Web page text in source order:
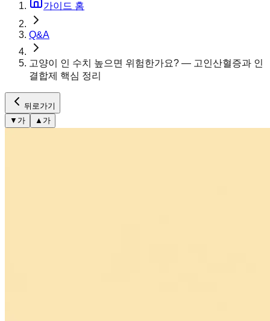
가이드 홈
Q&A
고양이 인 수치 높으면 위험한가요? — 고인산혈증과 인
결합제 핵심 정리
뒤로가기
▼ 가 ▲ 가